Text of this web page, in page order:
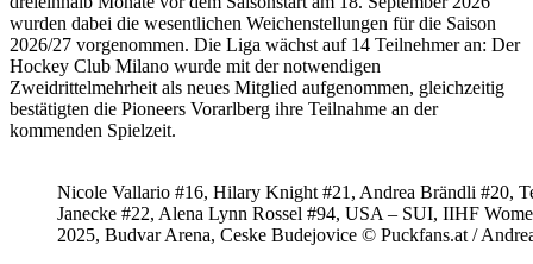
wurden dabei die wesentlichen Weichenstellungen für die Saison
2026/27 vorgenommen. Die Liga wächst auf 14 Teilnehmer an: Der
Hockey Club Milano wurde mit der notwendigen
Zweidrittelmehrheit als neues Mitglied aufgenommen, gleichzeitig
bestätigten die Pioneers Vorarlberg ihre Teilnahme an der
kommenden Spielzeit.
Nicole Vallario #16, Hilary Knight #21, Andrea Brändli #20,
Janecke #22, Alena Lynn Rossel #94, USA – SUI, IIHF
2025, Budvar Arena, Ceske Budejovice © Puckfans.at /